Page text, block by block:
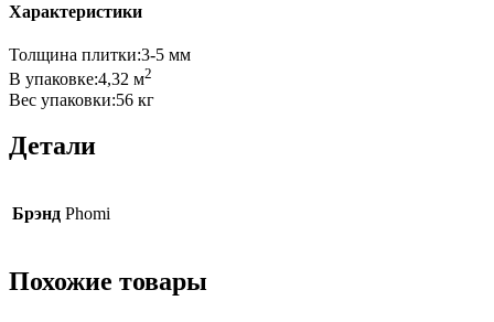
Характеристики
Толщина плитки:3-5 мм
В упаковке:4,32 м2
Вес упаковки:56 кг
Детали
Брэнд Phomi
Похожие товары